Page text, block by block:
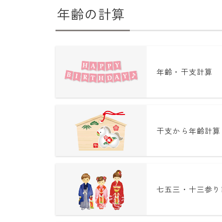
年齢の計算
年齢・干支計算
干支から年齢計算
七五三・十三参